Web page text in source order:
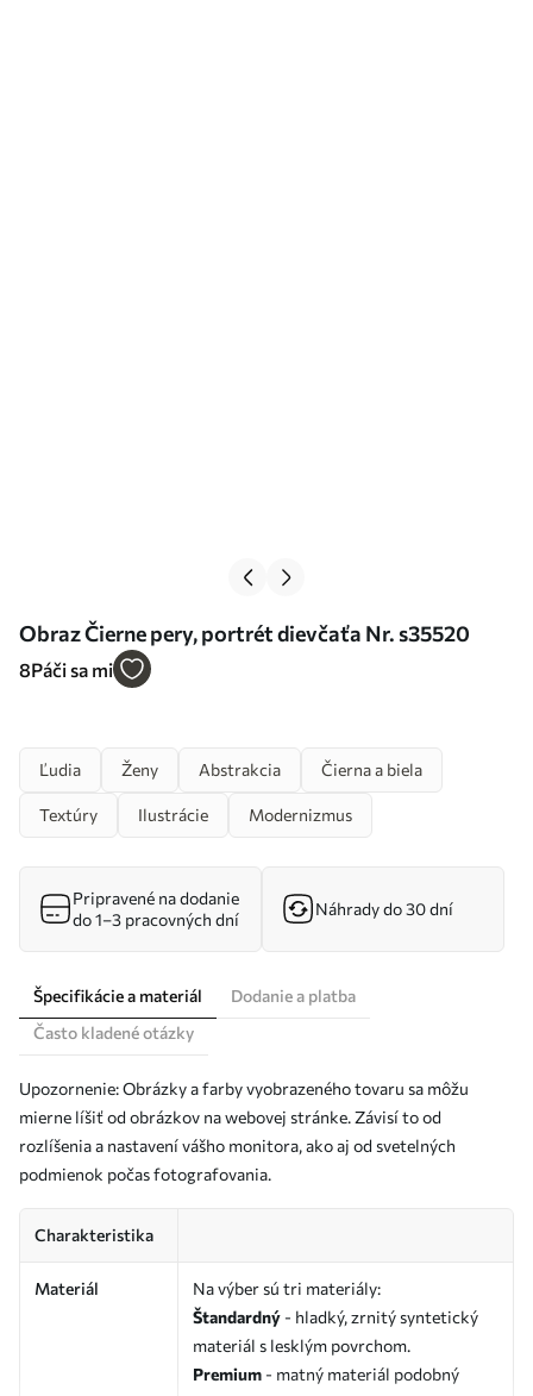
Obraz Čierne pery, portrét dievčaťa Nr. s35520
8Páči sa mi
Ľudia Ženy Abstrakcia Čierna a biela
Textúry Ilustrácie Modernizmus
Pripravené na dodanie
do 1–3 pracovných dní
Náhrady do 30 dní
Špecifikácie a materiál
Dodanie a platba
Často kladené otázky
Upozornenie: Obrázky a farby vyobrazeného tovaru sa môžu
mierne líšiť od obrázkov na webovej stránke. Závisí to od
rozlíšenia a nastavení vášho monitora, ako aj od svetelných
podmienok počas fotografovania.
Charakteristika
Materiál
Na výber sú tri materiály:
Štandardný - hladký, zrnitý syntetický
materiál s lesklým povrchom.
Premium - matný materiál podobný